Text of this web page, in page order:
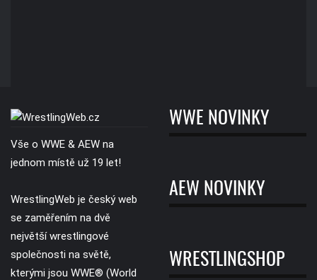
Vše o WWE & AEW na
jednom místě už 19 let!
WrestlingWeb je český web
se zaměřením na dvě
největší wrestlingové
společnosti na světě,
kterými jsou WWE® (World
WWE NOVINKY
AEW NOVINKY
WRESTLINGSHOP